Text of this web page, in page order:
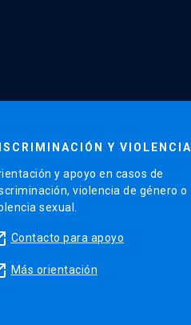
Y VIOLENCIA
y apoyo en casos de
violencia de género o
sexual.
Contacto para apoyo
Más orientación